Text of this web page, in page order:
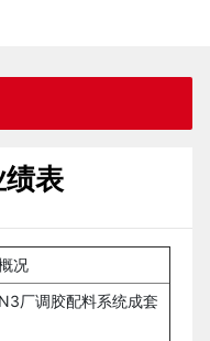
表
况
N3厂调胶配料系统成套